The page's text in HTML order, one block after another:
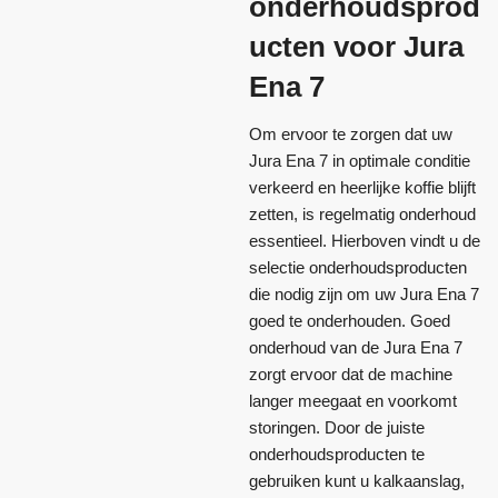
onderhoudsprod
ucten voor Jura
Ena 7
Om ervoor te zorgen dat uw
Jura Ena 7 in optimale conditie
verkeerd en heerlijke koffie blijft
zetten, is regelmatig onderhoud
essentieel. Hierboven vindt u de
selectie onderhoudsproducten
die nodig zijn om uw Jura Ena 7
goed te onderhouden. Goed
onderhoud van de Jura Ena 7
zorgt ervoor dat de machine
langer meegaat en voorkomt
storingen. Door de juiste
onderhoudsproducten te
gebruiken kunt u kalkaanslag,